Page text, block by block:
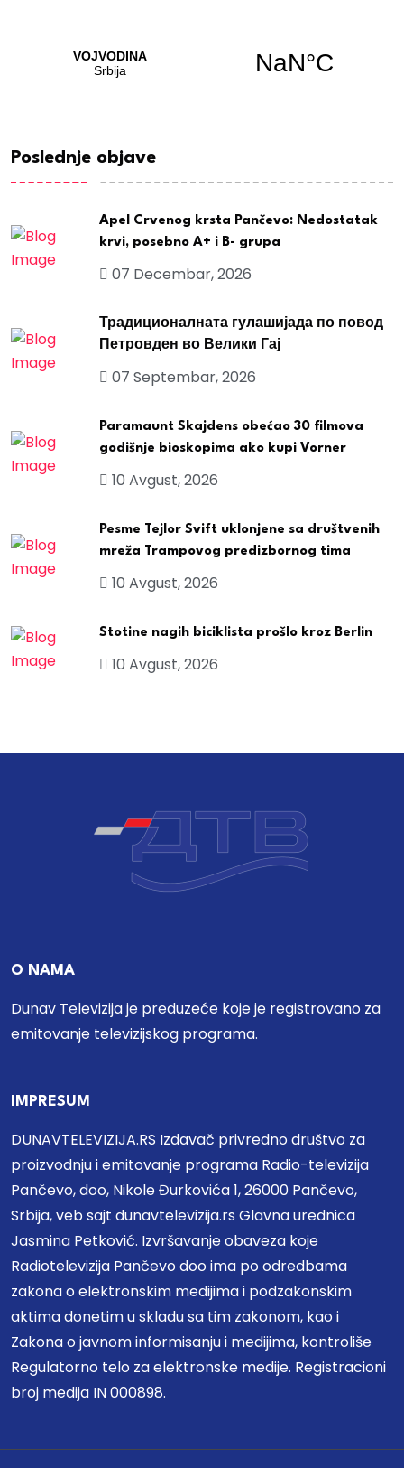
Poslednje objave
Apel Crvenog krsta Pančevo: Nedostatak
krvi, posebno A+ i B- grupa
07 Decembar, 2026
Традиционалната гулашијада по повод
Петровден во Велики Гај
07 Septembar, 2026
Paramaunt Skajdens obećao 30 filmova
godišnje bioskopima ako kupi Vorner
10 Avgust, 2026
Pesme Tejlor Svift uklonjene sa društvenih
mreža Trampovog predizbornog tima
10 Avgust, 2026
Stotine nagih biciklista prošlo kroz Berlin
10 Avgust, 2026
O NAMA
Dunav Televizija je preduzeće koje je registrovano za
emitovanje televizijskog programa.
IMPRESUM
DUNAVTELEVIZIJA.RS Izdavač privredno društvo za
proizvodnju i emitovanje programa Radio-televizija
Pančevo, doo, Nikole Đurkovića 1, 26000 Pančevo,
Srbija, veb sajt dunavtelevizija.rs Glavna urednica
Jasmina Petković. Izvršavanje obaveza koje
Radiotelevizija Pančevo doo ima po odredbama
zakona o elektronskim medijima i podzakonskim
aktima donetim u skladu sa tim zakonom, kao i
Zakona o javnom informisanju i medijima, kontroliše
Regulatorno telo za elektronske medije. Registracioni
broj medija IN 000898.